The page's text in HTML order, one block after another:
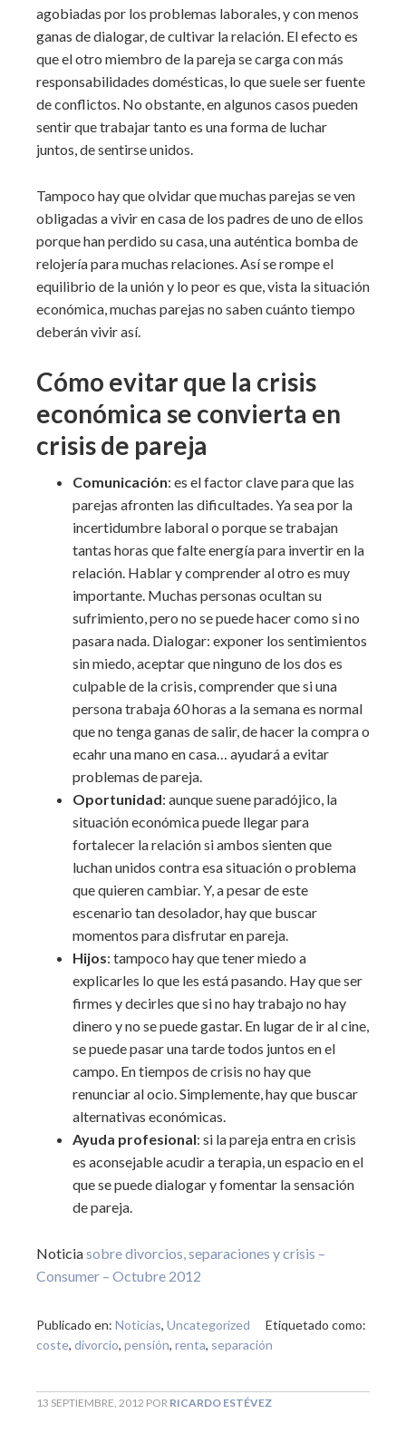
agobiadas por los problemas laborales, y con menos
ganas de dialogar, de cultivar la relación. El efecto es
que el otro miembro de la pareja se carga con más
responsabilidades domésticas, lo que suele ser fuente
de conflictos. No obstante, en algunos casos pueden
sentir que trabajar tanto es una forma de luchar
juntos, de sentirse unidos.
Tampoco hay que olvidar que muchas parejas se ven
obligadas a vivir en casa de los padres de uno de ellos
porque han perdido su casa, una auténtica bomba de
relojería para muchas relaciones. Así se rompe el
equilibrio de la unión y lo peor es que, vista la situación
económica, muchas parejas no saben cuánto tiempo
deberán vivir así.
Cómo evitar que la crisis
económica se convierta en
crisis de pareja
Comunicación: es el factor clave para que las
parejas afronten las dificultades. Ya sea por la
incertidumbre laboral o porque se trabajan
tantas horas que falte energía para invertir en la
relación. Hablar y comprender al otro es muy
importante. Muchas personas ocultan su
sufrimiento, pero no se puede hacer como si no
pasara nada. Dialogar: exponer los sentimientos
sin miedo, aceptar que ninguno de los dos es
culpable de la crisis, comprender que si una
persona trabaja 60 horas a la semana es normal
que no tenga ganas de salir, de hacer la compra o
ecahr una mano en casa… ayudará a evitar
problemas de pareja.
Oportunidad: aunque suene paradójico, la
situación económica puede llegar para
fortalecer la relación si ambos sienten que
luchan unidos contra esa situación o problema
que quieren cambiar. Y, a pesar de este
escenario tan desolador, hay que buscar
momentos para disfrutar en pareja.
Hijos: tampoco hay que tener miedo a
explicarles lo que les está pasando. Hay que ser
firmes y decirles que si no hay trabajo no hay
dinero y no se puede gastar. En lugar de ir al cine,
se puede pasar una tarde todos juntos en el
campo. En tiempos de crisis no hay que
renunciar al ocio. Simplemente, hay que buscar
alternativas económicas.
Ayuda profesional: si la pareja entra en crisis
es aconsejable acudir a terapia, un espacio en el
que se puede dialogar y fomentar la sensación
de pareja.
Noticiasobre divorcios, separaciones y crisis –
Consumer – Octubre 2012
Publicado en: Noticias, Uncategorized
Etiquetado como:
coste, divorcio, pensión, renta, separación
13 SEPTIEMBRE, 2012 POR RICARDO ESTÉVEZ